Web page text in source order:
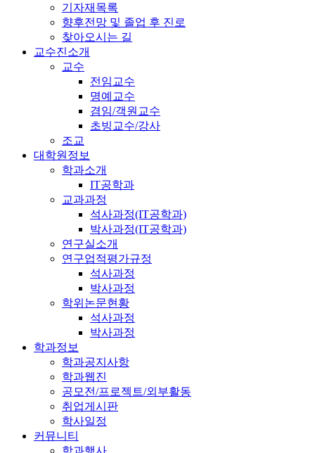
기자재목록
향후전망 및 졸업 후 진로
찾아오시는 길
교수진소개
교수
전임교수
명예교수
겸임/객원교수
초빙교수/강사
조교
대학원정보
학과소개
IT공학과
교과과정
석사과정(IT공학과)
박사과정(IT공학과)
연구실소개
연구업적평가규정
석사과정
박사과정
학위논문현황
석사과정
박사과정
학과정보
학과공지사항
학과웹진
공모전/프로젝트/외부활동
취업게시판
학사일정
커뮤니티
학과행사